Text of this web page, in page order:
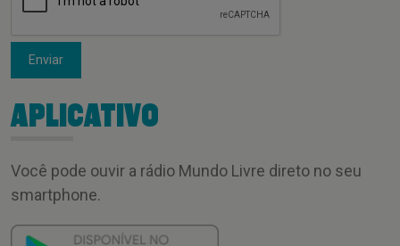
Enviar
APLICATIVO
Você pode ouvir a rádio Mundo Livre direto no seu
smartphone.